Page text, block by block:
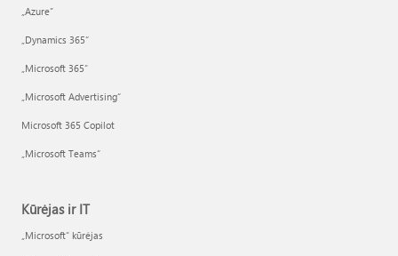
„Azure”
„Dynamics 365“
„Microsoft 365“
„Microsoft Advertising“
Microsoft 365 Copilot
„Microsoft Teams“
Kūrėjas ir IT
„Microsoft“ kūrėjas